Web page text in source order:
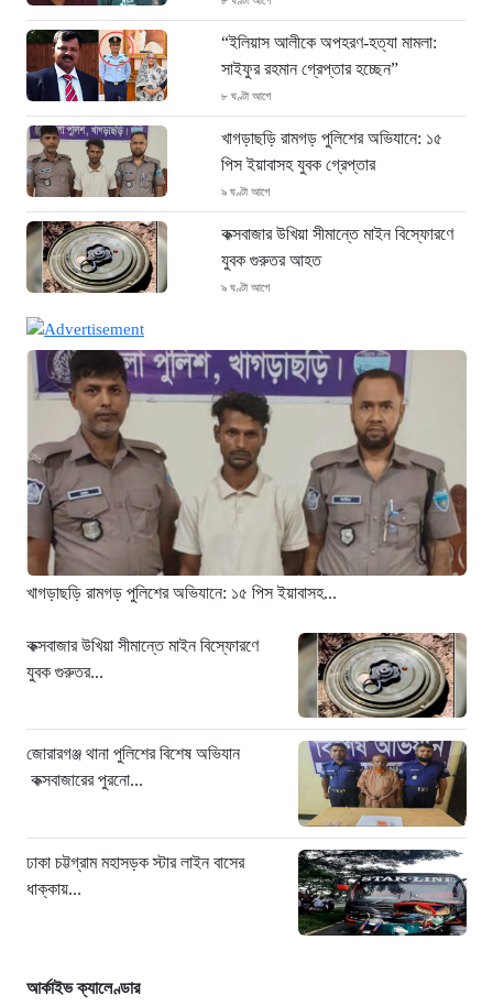
“ইলিয়াস আলীকে অপহরণ-হত্যা মামলা:
সাইফুর রহমান গ্রেপ্তার হচ্ছেন”
৮ ঘণ্টা আগে
খাগড়াছড়ি রামগড় পুলিশের অভিযানে: ১৫
পিস ইয়াবাসহ যুবক গ্রেপ্তার
৯ ঘণ্টা আগে
কক্সবাজার উখিয়া সীমান্তে মাইন বিস্ফোরণে
যুবক গুরুতর আহত
৯ ঘণ্টা আগে
কক্সবাজারের পুরনো মাদক কারবারি গ্রেফতার
৯ ঘণ্টা আগে
ঢাকা চট্টগ্রাম মহাসড়ক স্টার লাইন বাসের
ধাক্কায় অটোরিকশা চালক নিহত
৯ ঘণ্টা আগে
হামে আরও ৬ শিশুর মৃত্যু, নতুন করে
আক্রান্ত ৮৫ জন
১২ ঘণ্টা আগে
দেড় বছরে শতাধিক দুর্ঘটনা
‘সচিবালয় অভিমুখে ১১ দলীয় ঐক্যের
পদযাত্রায় পুলিশের বাধা’
নদীদূষণ রোধে কঠোর প্রধানমন্ত্রী: সমন্বিত
উদ্যোগের তাগিদ
১৩ ঘণ্টা আগে
খাগড়াছড়ি রামগড় পুলিশের অভিযানে: ১৫ পিস ইয়াবাসহ...
কক্সবাজার উখিয়া সীমান্তে মাইন বিস্ফোরণে
যুবক গুরুতর...
জোরারগঞ্জ থানা পুলিশের বিশেষ অভিযান
কক্সবাজারের পুরনো...
ঢাকা চট্টগ্রাম মহাসড়ক স্টার লাইন বাসের
ধাক্কায়...
আর্কাইভ ক্যালেণ্ডার